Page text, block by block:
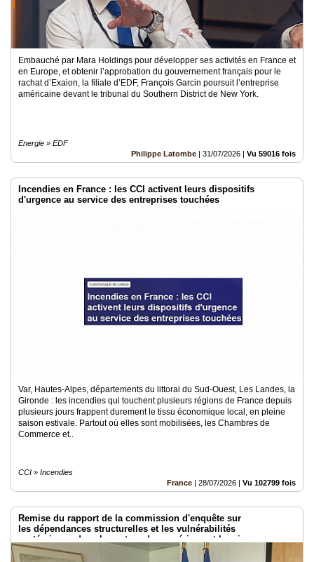
Inscription
annuaire
Accès
Embauché par Mara Holdings pour développer ses activités en France et
en Europe, et obtenir l’approbation du gouvernement français pour le
rachat d’Exaion, la filiale d’EDF, François Garcin poursuit l’entreprise
américaine devant le tribunal du Southern District de New York.
Energie » EDF
Philippe Latombe | 31/07/2026 | Vu 59016 fois
Incendies en France : les CCI activent leurs dispositifs
d'urgence au service des entreprises touchées
Var, Hautes-Alpes, départements du littoral du Sud-Ouest, Les Landes, la
Gironde : les incendies qui touchent plusieurs régions de France depuis
plusieurs jours frappent durement le tissu économique local, en pleine
saison estivale. Partout où elles sont mobilisées, les Chambres de
Commerce et..
CCI » Incendies
France | 28/07/2026 | Vu 102799 fois
Remise du rapport de la commission d'enquête sur
les dépendances structurelles et les vulnérabilités
systémiques dans le secteur du numérique et les risques pour
l’indépendance de la France